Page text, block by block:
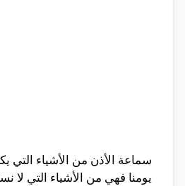
سماعة الأذن من الأشياء التي
يومنا فهي من الأشياء التي لا